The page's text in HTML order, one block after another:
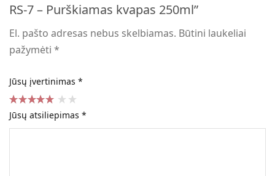
RS-7 – Purškiamas kvapas 250ml”
El. pašto adresas nebus skelbiamas. Būtini laukeliai
pažymėti*
Jūsų įvertinimas *
Jūsų atsiliepimas*